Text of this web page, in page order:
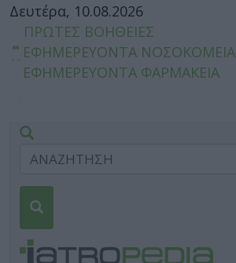
Δευτέρα, 10.08.2026
ΠΡΩΤΕΣ ΒΟΗΘΕΙΕΣ
ΕΦΗΜΕΡΕΥΟΝΤΑ ΝΟΣΟΚΟΜΕΙΑ
ΕΦΗΜΕΡΕΥΟΝΤΑ ΦΑΡΜΑΚΕΙΑ